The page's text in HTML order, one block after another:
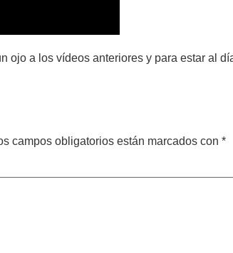
ojo a los vídeos anteriores y para estar al
campos obligatorios están marcados con *